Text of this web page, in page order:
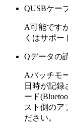
QUSBケー
A可能です
くはサポー
Qデータの
Aバッチモ
日時が記録
ード
スト側のア
ださい。